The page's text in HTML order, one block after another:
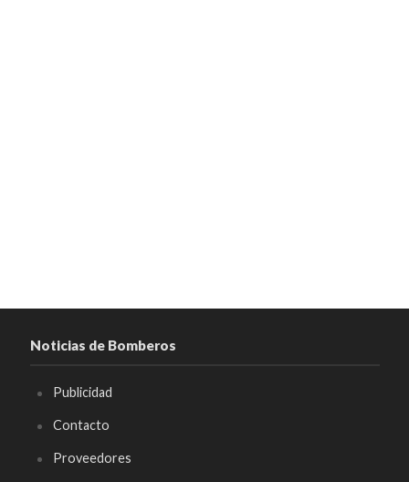
Noticias de Bomberos
Publicidad
Contacto
Proveedores